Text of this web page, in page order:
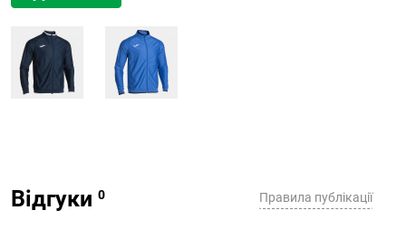
Відгуки Правила публікації